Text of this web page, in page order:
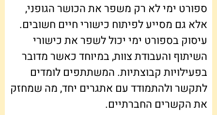
ספורט ימי לא רק משפר את הכושר הגופני,
אלא גם מסייע לפיתוח כישורי חיים חשובים.
עיסוק בספורט ימי יכול לשפר את כישורי
השיתוף והעבודת צוות, במיוחד כאשר מדובר
בפעילויות קבוצתיות. המשתתפים לומדים
לתקשר ולהתמודד עם אתגרים יחד, מה שמחזק
את הקשרים החברתיים.